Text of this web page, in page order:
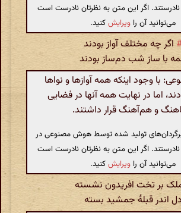
نادرستند. اگر این متن به نظرتان نادرست است
می‌توانید آن را ویرایشکنید.
اگر چه مختلف آواز بودند
با ساز شب دم‌ساز بودند
با وجود اینکه همه آوازها و نواها
اما در نهایت همه آنها در فضایی
و هم‌آهنگ قرار داشتند.
تولید شده توسط هوش مصنوعی در
نادرستند. اگر این متن به نظرتان نادرست است
می‌توانید آن را ویرایشکنید.
بر تخت افریدون نشسته
دل اندر قبلهٔ جمشید بسته